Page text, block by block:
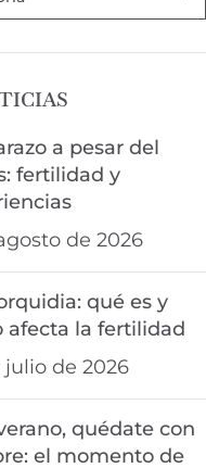
a pesar del
fertilidad y
de 2026
qué es y
afecta la fertilidad
julio de 2026
quédate con
el momento de